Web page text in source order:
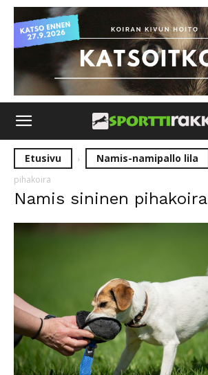
Etusivu Namis-namipallo lila
pihakoira
Namis sininen pihakoira